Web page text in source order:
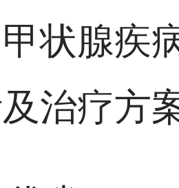
状腺疾
治疗方案